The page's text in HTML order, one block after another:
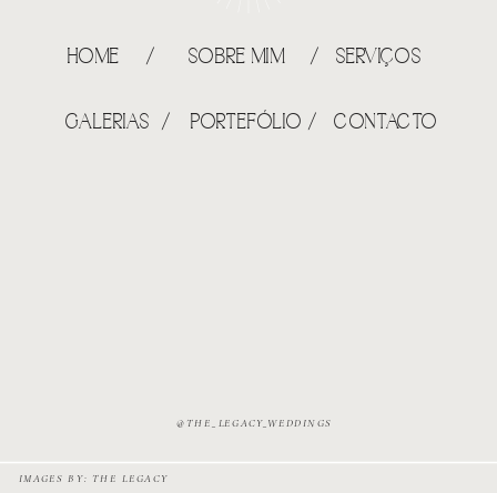
HOME / SOBRE MIM /
GALERIAS / PORTEFÓLIO / CONTACTO
SERVIÇOS
IMAGES BY: THE LEGACY
@THE_LEGACY_WEDDINGS